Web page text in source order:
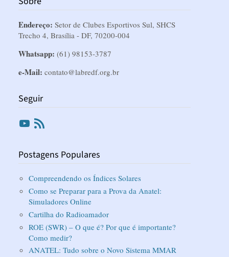
Endereço: Setor de Clubes Esportivos Sul, SHCS
Trecho 4, Brasília - DF, 70200-004
Whatsapp: (61) 98153-3787
e-Mail: contato@labredf.org.br
Seguir
Youtube
Postagens Populares
Compreendendo os Índices Solares
Como se Preparar para a Prova da Anatel:
Simuladores Online
Cartilha do Radioamador
ROE (SWR) – O que é? Por que é importante?
Como medir?
ANATEL: Tudo sobre o Novo Sistema MMAR